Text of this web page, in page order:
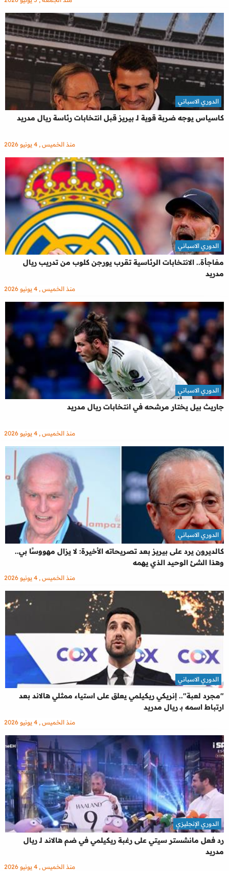
كاسياس يوجه ضربة قوية لـ بيريز قبل انتخابات رئاسة ريال مدريد
الدوري الاسباني
منذ الخميس , 4 يونيو 2026
مفاجأة.. الانتخابات الرئاسية تقرب يورجن كلوب من تدريب ريال
مدريد
الدوري الاسباني
منذ الخميس , 4 يونيو 2026
جاريث بيل يختار مرشحه في انتخابات ريال مدريد
الدوري الاسباني
منذ الخميس , 4 يونيو 2026
كالديرون يرد على بيريز بعد تصريحاته الأخيرة: لا يزال مهووسًا بي..
وهذا الشئ الوحيد الذي يهمه
الدوري الاسباني
منذ الخميس , 4 يونيو 2026
"مجرد لعبة".. إنريكي ريكيلمي يعلق على استياء ممثلي هالاند بعد
ارتباط اسمه بـ ريال مدريد
الدوري الاسباني
منذ الخميس , 4 يونيو 2026
رد فعل مانشستر سيتي على رغبة ريكيلمي في ضم هالاند لـ ريال
مدريد
الدوري الإنجليزي
منذ الخميس , 4 يونيو 2026